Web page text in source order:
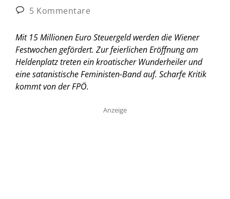
5 Kommentare
Mit 15 Millionen Euro Steuergeld werden die Wiener
Festwochen gefördert. Zur feierlichen Eröffnung am
Heldenplatz treten ein kroatischer Wunderheiler und
eine satanistische Feministen-Band auf. Scharfe Kritik
kommt von der FPÖ.
Anzeige